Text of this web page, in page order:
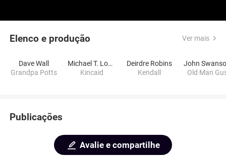
Elenco e produção Ver mais
Dave Wall
Grandpa Potts
Michael T. Lombardi
Kincaid
Deirdre Robins
Kendall
John
Old Man
Publicações
Avalie e compartilhe